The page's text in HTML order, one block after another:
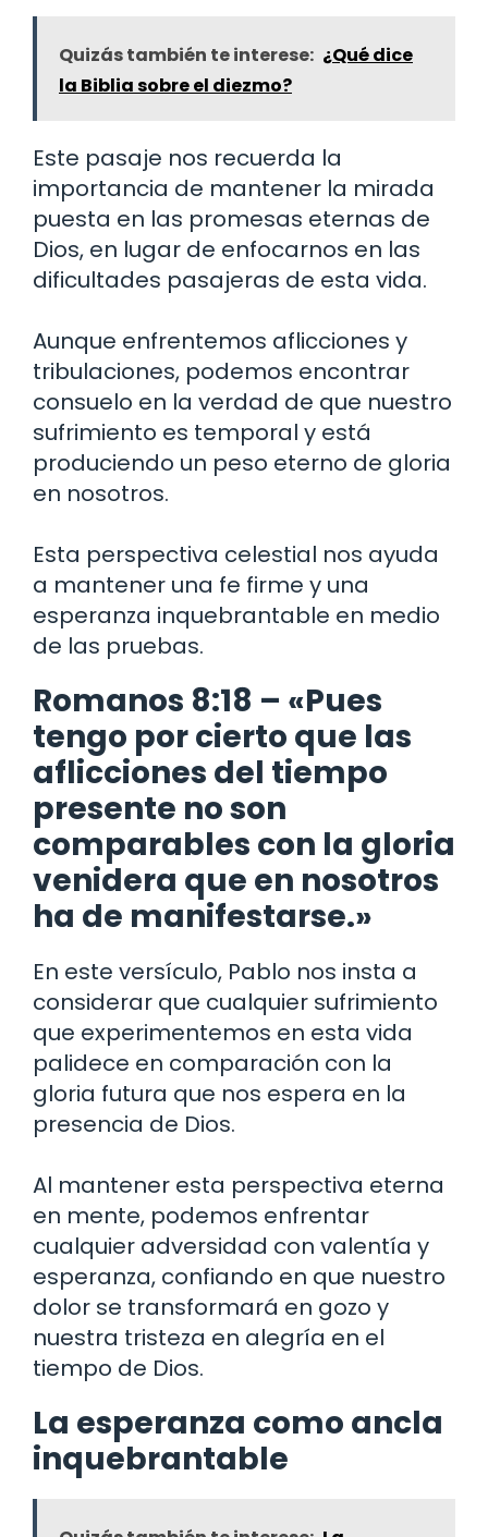
Quizás también te interese: ¿Qué dice
la Biblia sobre el diezmo?
Este pasaje nos recuerda la
importancia de mantener la mirada
puesta en las promesas eternas de
Dios, en lugar de enfocarnos en las
dificultades pasajeras de esta vida.
Aunque enfrentemos aflicciones y
tribulaciones, podemos encontrar
consuelo en la verdad de que nuestro
sufrimiento es temporal y está
produciendo un peso eterno de gloria
en nosotros.
Esta perspectiva celestial nos ayuda
a mantener una fe firme y una
esperanza inquebrantable en medio
de las pruebas.
Romanos 8:18 – «Pues
tengo por cierto que las
aflicciones del tiempo
presente no son
comparables con la gloria
venidera que en nosotros
ha de manifestarse.»
En este versículo, Pablo nos insta a
considerar que cualquier sufrimiento
que experimentemos en esta vida
palidece en comparación con la
gloria futura que nos espera en la
presencia de Dios.
Al mantener esta perspectiva eterna
en mente, podemos enfrentar
cualquier adversidad con valentía y
esperanza, confiando en que nuestro
dolor se transformará en gozo y
nuestra tristeza en alegría en el
tiempo de Dios.
La esperanza como ancla
inquebrantable